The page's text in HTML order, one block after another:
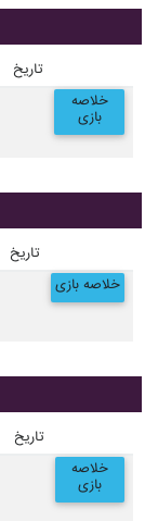
تاریخ
خلاصه
بازی
تاریخ
خلاصه بازی
تاریخ
خلاصه
بازی